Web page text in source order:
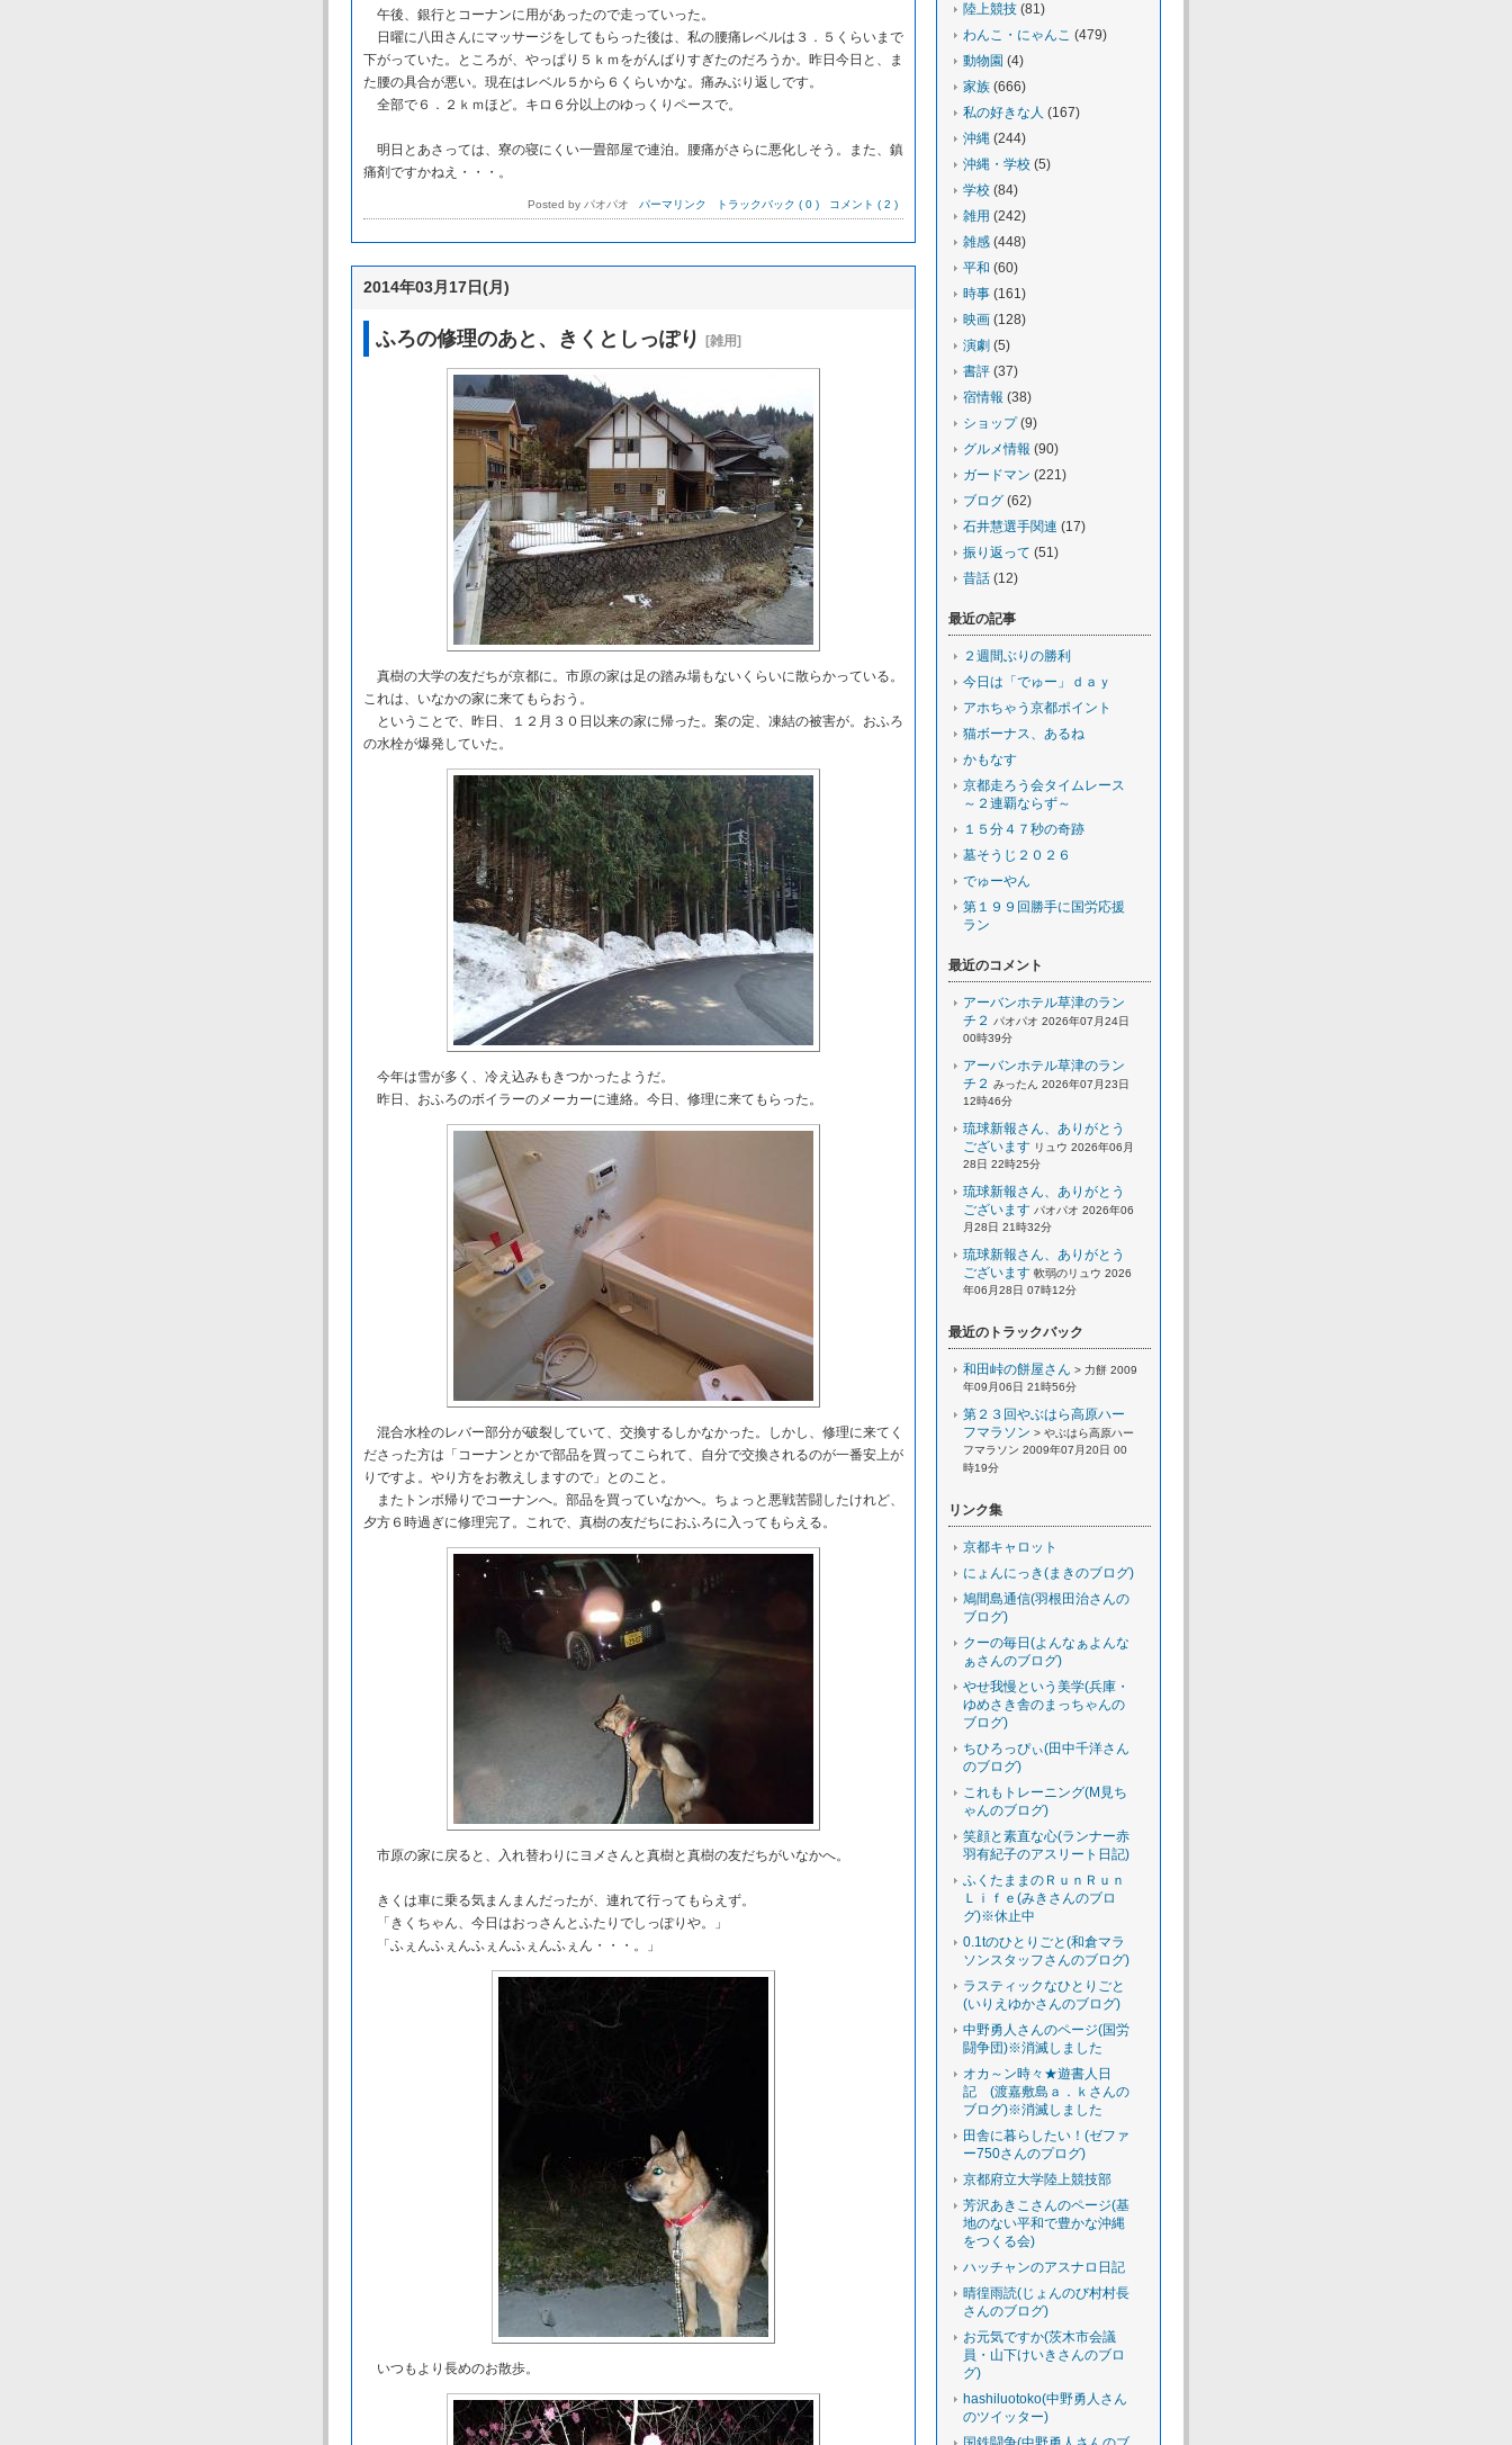
午後、銀行とコーナンに用があったので走っていった。
日曜に八田さんにマッサージをしてもらった後は、私の腰痛レベルは３．５くらいまで
下がっていた。ところが、やっぱり５ｋｍをがんばりすぎたのだろうか。昨日今日と、ま
た腰の具合が悪い。現在はレベル５から６くらいかな。痛みぶり返しです。
全部で６．２ｋｍほど。キロ６分以上のゆっくりペースで。
明日とあさっては、寮の寝にくい一畳部屋で連泊。腰痛がさらに悪化しそう。また、鎮
痛剤ですかねえ・・・。
Posted by パオパオ パーマリンク トラックバック ( 0 ) コメント ( 2 )
2014年03月17日(月)
ふろの修理のあと、きくとしっぽり [雑用]
真樹の大学の友だちが京都に。市原の家は足の踏み場もないくらいに散らかっている。
これは、いなかの家に来てもらおう。
ということで、昨日、１２月３０日以来の家に帰った。案の定、凍結の被害が。おふろ
の水栓が爆発していた。
今年は雪が多く、冷え込みもきつかったようだ。
昨日、おふろのボイラーのメーカーに連絡。今日、修理に来てもらった。
混合水栓のレバー部分が破裂していて、交換するしかなかった。しかし、修理に来てく
ださった方は「コーナンとかで部品を買ってこられて、自分で交換されるのが一番安上が
りですよ。やり方をお教えしますので」とのこと。
またトンボ帰りでコーナンへ。部品を買っていなかへ。ちょっと悪戦苦闘したけれど、
夕方６時過ぎに修理完了。これで、真樹の友だちにおふろに入ってもらえる。
市原の家に戻ると、入れ替わりにヨメさんと真樹と真樹の友だちがいなかへ。
きくは車に乗る気まんまんだったが、連れて行ってもらえず。
「きくちゃん、今日はおっさんとふたりでしっぽりや。」
「ふぇんふぇんふぇんふぇんふぇん・・・。」
いつもより長めのお散歩。
陸上競技 (81)
わんこ・にゃんこ (479)
動物園 (4)
家族 (666)
私の好きな人 (167)
沖縄 (244)
沖縄・学校 (5)
学校 (84)
雑用 (242)
雑感 (448)
平和 (60)
時事 (161)
映画 (128)
演劇 (5)
書評 (37)
宿情報 (38)
ショップ(9)
グルメ情報 (90)
ガードマン (221)
ブログ (62)
石井慧選手関連 (17)
振り返って (51)
昔話 (12)
最近の記事
２週間ぶりの勝利
今日は「でゅー」ｄａｙ
アホちゃう京都ポイント
猫ボーナス、あるね
かもなす
京都走ろう会タイムレース
～２連覇ならず～
１５分４７秒の奇跡
墓そうじ２０２６
でゅーやん
第１９９回勝手に国労応援
ラン
最近のコメント
アーバンホテル草津のラン
チ２
パオパオ 2026年07月24日
00時39分
アーバンホテル草津のラン
チ２ みったん 2026年07月23日
12時46分
琉球新報さん、ありがとう
ございます リュウ 2026年06月
28日 22時25分
琉球新報さん、ありがとう
ございます パオパオ 2026年06
月28日 21時32分
琉球新報さん、ありがとう
ございます 軟弱のリュウ 2026
年06月28日 07時12分
最近のトラックバック
和田峠の餅屋さん > 力餅 2009
年09月06日 21時56分
第２３回やぶはら高原ハー
フマラソン > やぶはら高原ハー
フマラソン 2009年07月20日 00
時19分
リンク集
京都キャロット
にょんにっき(まきのブログ)
鳩間島通信(羽根田治さんの
ブログ)
クーの毎日(よんなぁよんな
ぁさんのブログ)
やせ我慢という美学(兵庫・
ゆめさき舎のまっちゃんの
ブログ)
ちひろっぴぃ(田中千洋さん
のブログ)
これもトレーニング(M見ち
ゃんのブログ)
笑顔と素直な心(ランナー赤
羽有紀子のアスリート日記)
ふくたままのＲｕｎＲｕｎ
Ｌｉｆｅ(みきさんのブロ
グ)※休止中
0.1tのひとりごと(和倉マラ
ソンスタッフさんのブログ)
ラスティックなひとりごと
(いりえゆかさんのブログ)
中野勇人さんのページ(国労
闘争団)※消滅しました
オカ～ン時々★遊書人日
記 (渡嘉敷島ａ．ｋさんの
ブログ)※消滅しました
田舎に暮らしたい！(ゼファ
ー750さんのプログ)
京都府立大学陸上競技部
芳沢あきこさんのページ(基
地のない平和で豊かな沖縄
をつくる会)
ハッチャンのアスナロ日記
晴徨雨読(じょんのび村村長
さんのブログ)
お元気ですか(茨木市会議
員・山下けいきさんのブロ
グ)
hashiluotoko(中野勇人さん
のツイッター)